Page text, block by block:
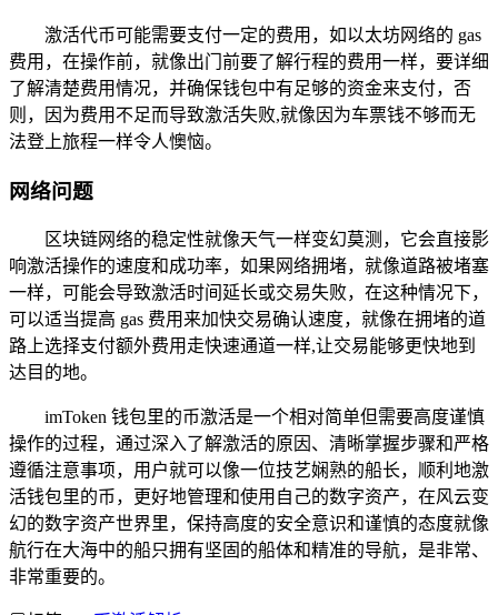
激活代币可能需要支付一定的费用，如以太坊网络的 gas
费用，在操作前，就像出门前要了解行程的费用一样，要详细
了解清楚费用情况，并确保钱包中有足够的资金来支付，否
则，因为费用不足而导致激活失败,就像因为车票钱不够而无
法登上旅程一样令人懊恼。
网络问题
区块链网络的稳定性就像天气一样变幻莫测，它会直接影
响激活操作的速度和成功率，如果网络拥堵，就像道路被堵塞
一样，可能会导致激活时间延长或交易失败，在这种情况下，
可以适当提高 gas 费用来加快交易确认速度，就像在拥堵的道
路上选择支付额外费用走快速通道一样,让交易能够更快地到
达目的地。
imToken 钱包里的币激活是一个相对简单但需要高度谨慎
操作的过程，通过深入了解激活的原因、清晰掌握步骤和严格
遵循注意事项，用户就可以像一位技艺娴熟的船长，顺利地激
活钱包里的币，更好地管理和使用自己的数字资产，在风云变
幻的数字资产世界里，保持高度的安全意识和谨慎的态度就像
航行在大海中的船只拥有坚固的船体和精准的导航，是非常、
非常重要的。